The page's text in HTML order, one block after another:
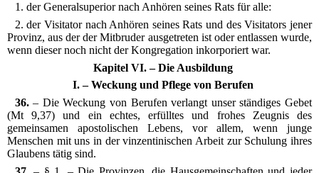
1. der Generalsuperior nach Anhören seines Rats für alle:
2. der Visitator nach Anhören seines Rats und des Visitators jener
Provinz, aus der der Mitbruder ausgetreten ist oder entlassen wurde,
wenn dieser noch nicht der Kongregation inkorporiert war.
Kapitel VI. – Die Ausbildung
I. – Weckung und Pflege von Berufen
36.– Die Weckung von Berufen verlangt unser ständiges Gebet
(Mt 9,37) und ein echtes, erfülltes und frohes Zeugnis des
gemeinsamen apostolischen Lebens, vor allem, wenn junge
Menschen mit uns in der vinzentinischen Arbeit zur Schulung ihres
Glaubens tätig sind.